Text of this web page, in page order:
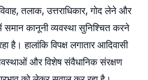
तलाक, उत्तराधिकार, गोद लेने और
समान कानूनी व्यवस्था सुनिश्चित करने
है। हालांकि विपक्ष लगातार आदिवासी
और विशेष संवैधानिक संरक्षण